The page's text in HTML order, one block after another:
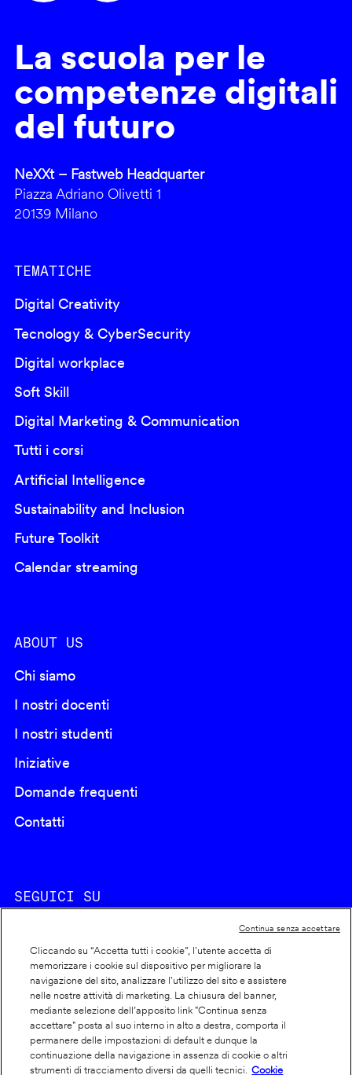
La scuola per le
competenze digitali
del futuro
NeXXt – Fastweb Headquarter
Piazza Adriano Olivetti 1
20139 Milano
TEMATICHE
Digital Creativity
Tecnology & CyberSecurity
Digital workplace
Soft Skill
Digital Marketing & Communication
Tutti i corsi
Artificial Intelligence
Sustainability and Inclusion
Future Toolkit
Calendar streaming
ABOUT US
Chi siamo
I nostri docenti
I nostri studenti
Iniziative
Domande frequenti
Contatti
SEGUICI SU
Footer
info
Cookie policy
Dichiarazione di accessibilità
Privacy
Cliccando su “Accetta tutti i cookie”, l'utente accetta di
memorizzare i cookie sul dispositivo per migliorare la
navigazione del sito, analizzare l'utilizzo del sito e assistere
nelle nostre attività di marketing. La chiusura del banner,
mediante selezione dell’apposito link "Continua senza
accettare" posta al suo interno in alto a destra, comporta il
permanere delle impostazioni di default e dunque la
continuazione della navigazione in assenza di cookie o altri
strumenti di tracciamento diversi da quelli tecnici.
Cookie
Continua senza accettare